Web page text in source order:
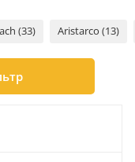
(33) Aristarco (13)